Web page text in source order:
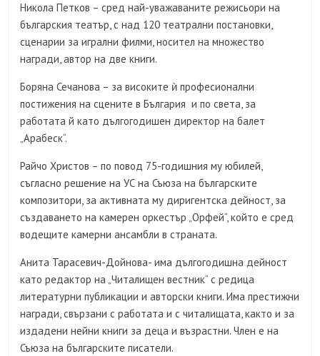
Никола Петков – сред най-уважаваните режисьори на
българския театър, с над 120 театрални постановки,
сценарии за игрални филми, носител на множество
награди, автор на две книги.
Боряна Сечанова – за високите ѝ професионални
постижения на сцените в България и по света, за
работата й като дългогодишен директор на балет
„Арабеск“.
Райчо Христов – по повод 75-годишния му юбилей,
съгласно решение на УС на Съюза на българските
композитори, за активната му диригентска дейност, за
създаването на камерен оркестър „Орфей“, който е сред
водещите камерни ансамбли в страната.
Анита Тарасевич-Дойнова- има дългогодишна дейност
като редактор на „Читалищен вестник“ с редица
литературни публикации и авторски книги. Има престижни
награди, свързани с работата и с читалищата, както и за
издадени нейни книги за деца и възрастни. Член е на
Съюза на българските писатели.